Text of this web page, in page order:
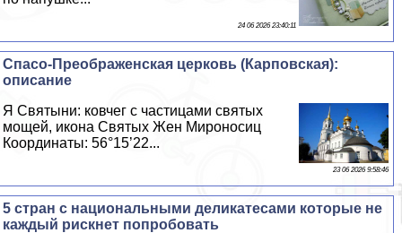
24 06 2026 23:40:11
Спасо-Преображенская церковь (Карповская):
описание
Я Святыни: ковчег с частицами святых
мощей, икона Святых Жен Мироносиц
Координаты: 56°15’22...
23 06 2026 9:58:46
5 стран с национальными деликатесами которые не
каждый рискнет попробовать